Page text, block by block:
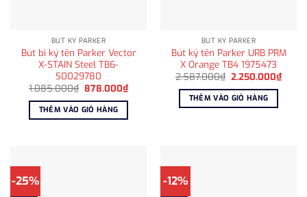
BÚT KÝ PARKER
Bút bi ký tên Parker Vector
X-STAIN Steel TB6-
S0029780
1.085.000₫ Giá
là:
1.085.000₫.
878.000₫Giá
878.000₫.
THÊM VÀO GIỎ HÀNG
BÚT KÝ PARKER
Bút ký tên Parker URB PRM
X Orange TB4 1975473
2.587.000₫ Giá
là:
2.587.000₫.
2.250.000₫Giá
THÊM VÀO GIỎ HÀNG
-25% -12%